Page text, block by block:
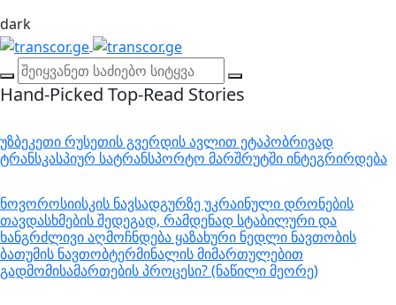
dark
Hand-Picked Top-Read Stories
უზბეკეთი რუსეთის გვერდის ავლით ეტაპობრივად
ტრანსკასპიურ სატრანსპორტო მარშრუტში ინტეგრირდება
ნოვოროსიისკის ნავსადგურზე უკრაინული დრონების
თავდასხმების შედეგად, რამდენად სტაბილური და
ხანგრძლივი აღმოჩნდება ყაზახური ნედლი ნავთობის
ბათუმის ნავთობტერმინალის მიმართულებით
გადმომისამართების პროცესი? (ნაწილი მეორე)